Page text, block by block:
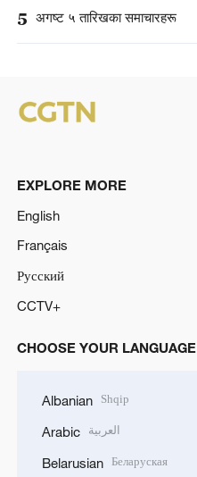
5 अगष्ट ५ तारिखका समाचारहरू
EXPLORE MORE
English
Français
Русский
CCTV+
CHOOSE YOUR LANGUAGE
Albanian Shqip
Arabic العربية
Belarusian Беларуская